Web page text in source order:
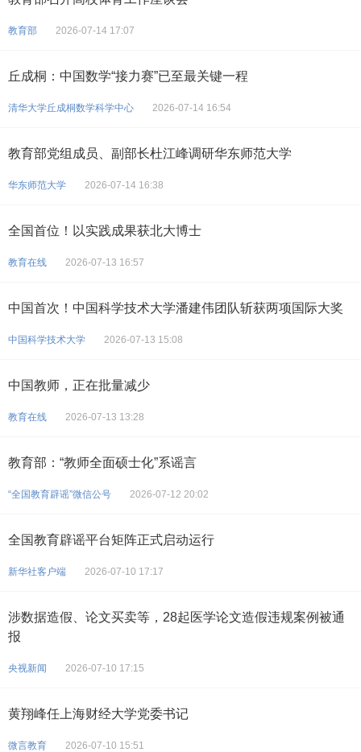
教育部 2026-07-14 17:07
丘成桐：中国数学“接力赛”已至最关键一程
清华大学丘成桐数学科学中心 2026-07-14 16:54
教育部党组成员、副部长杜江峰调研华东师范大学
华东师范大学 2026-07-14 16:38
全国首位！以实践成果获北大博士
教育在线 2026-07-13 16:57
中国首次！中国科学技术大学潘建伟团队斩获两项国际大奖
中国科学技术大学 2026-07-13 15:08
中国教师，正在批量减少
教育在线 2026-07-13 13:28
教育部：“教师全面硕士化”系谣言
“全国教育辟谣”微信公号 2026-07-12 20:02
全国教育辟谣平台矩阵正式启动运行
新华社客户端 2026-07-10 17:17
涉数据造假、论文买卖等，28起医学论文造假违规案例被通
报
央视新闻 2026-07-10 17:15
黄翔峰任上海财经大学党委书记
微言教育 2026-07-10 15:51